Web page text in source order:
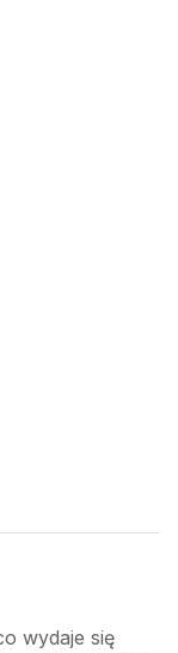
wydaje się